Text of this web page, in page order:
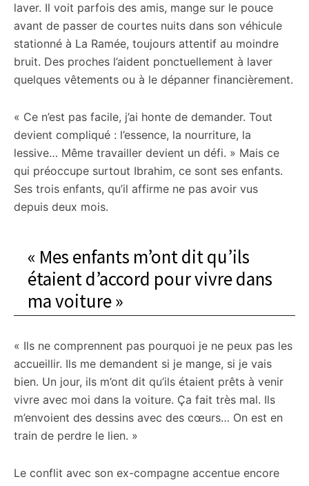
laver. Il voit parfois des amis, mange sur le pouce
avant de passer de courtes nuits dans son véhicule
stationné à La Ramée, toujours attentif au moindre
bruit. Des proches l’aident ponctuellement à laver
quelques vêtements ou à le dépanner financièrement.
« Ce n’est pas facile, j’ai honte de demander. Tout
devient compliqué : l’essence, la nourriture, la
lessive… Même travailler devient un défi. » Mais ce
qui préoccupe surtout Ibrahim, ce sont ses enfants.
Ses trois enfants, qu’il affirme ne pas avoir vus
depuis deux mois.
« Mes enfants m’ont dit qu’ils
étaient d’accord pour vivre dans
ma voiture »
« Ils ne comprennent pas pourquoi je ne peux pas les
accueillir. Ils me demandent si je mange, si je vais
bien. Un jour, ils m’ont dit qu’ils étaient prêts à venir
vivre avec moi dans la voiture. Ça fait très mal. Ils
m’envoient des dessins avec des cœurs… On est en
train de perdre le lien. »
Le conflit avec son ex-compagne accentue encore